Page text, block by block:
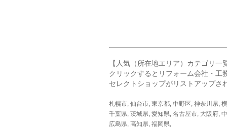
【人気（所在地エリア）カテゴリ一
クリックするとリフォーム会社・工
セレクトショップがリストアップさ
札幌市, 仙台市, 東京都, 中野区, 神奈川県,
千葉県, 茨城県, 愛知県, 名古屋市, 大阪府,
広島県, 高知県, 福岡県,